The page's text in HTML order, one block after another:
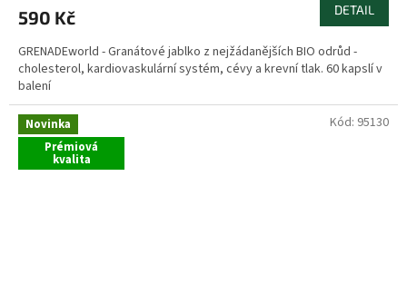
590 Kč DETAIL
GRENADEworld - Granátové jablko z nejžádanějších BIO odrůd -
cholesterol, kardiovaskulární systém, cévy a krevní tlak. 60 kapslí v
balení
Novinka
Prémiová
kvalita
Kód: 95130